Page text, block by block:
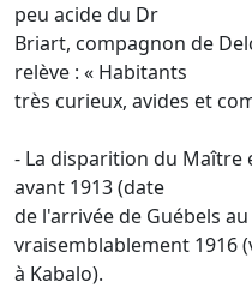
peu acide du Dr
Briart, compagnon de
relève : « Habitants
très curieux, avides et
- La disparition du Maître
avant 1913 (date
de l'arrivée de Guébels
vraisemblablement 1916
à Kabalo).